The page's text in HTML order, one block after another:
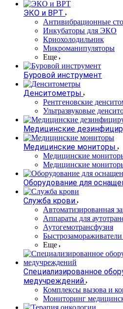
ЭКО и ВРТ
Антивибрационные
Инкубаторы для ЭКО
Криохолодильник
Микроманипуляторы
Еще
Буровой инструмент
Денситометры
Рентгеновские
Ультразвуковые
Медицинские
Медицинские мониторы
Медицинские
Медицинские
Оборудование для
Служба крови
Автоматизированная
Аппараты для
Аутогемотрансфузия
Еще
Специализированное
медучреждений
Комплексы вызова и
Мониторинг